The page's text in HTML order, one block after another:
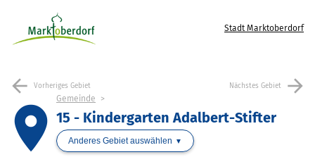
Stadt Marktoberdorf
arrow_back Vorheriges Gebiet Nächstes Gebiet arrow_forward
place
Gemeinde
15 - Kindergarten Adalbert-Stifter
Anderes Gebiet auswählen